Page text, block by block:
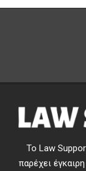
Το Law
παρέχει